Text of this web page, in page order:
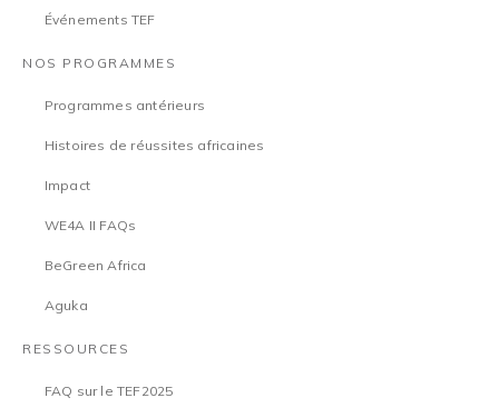
Événements TEF
NOS PROGRAMMES
Programmes antérieurs
Histoires de réussites africaines
Impact
WE4A II FAQs
BeGreen Africa
Aguka
RESSOURCES
FAQ sur le TEF2025